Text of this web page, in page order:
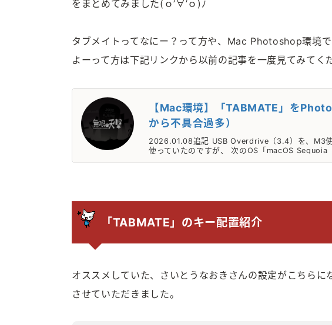
をまとめてみました(ｏ’∀’ｏ)ﾉ
タブメイトってなにー？って方や、Mac Photoshop環境
よーって方は下記リンクから以前の記事を一度見てみてく
【Mac環境】「TABMATE」を
から不具合過多）
2026.01.08追記 USB Overdrive（3.4）を、M3
使っていたのですが、 次のOS「macOS Sequoia
「TABMATE」のキー配置紹介
オススメしていた、さいとうなおきさんの設定がこちら
させていただきました。